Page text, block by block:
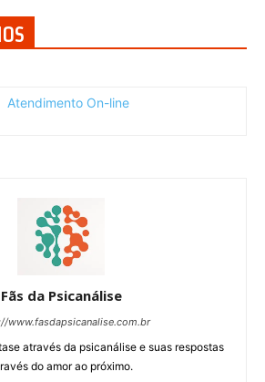
Fãs da Psicanálise
www.fasdapsicanalise.com.br
através da psicanálise e suas respostas
do amor ao próximo.